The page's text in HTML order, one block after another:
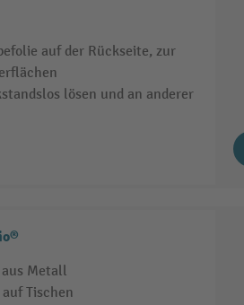
auf der Rückseite, zur
lösen und an anderer
Metall
Tischen